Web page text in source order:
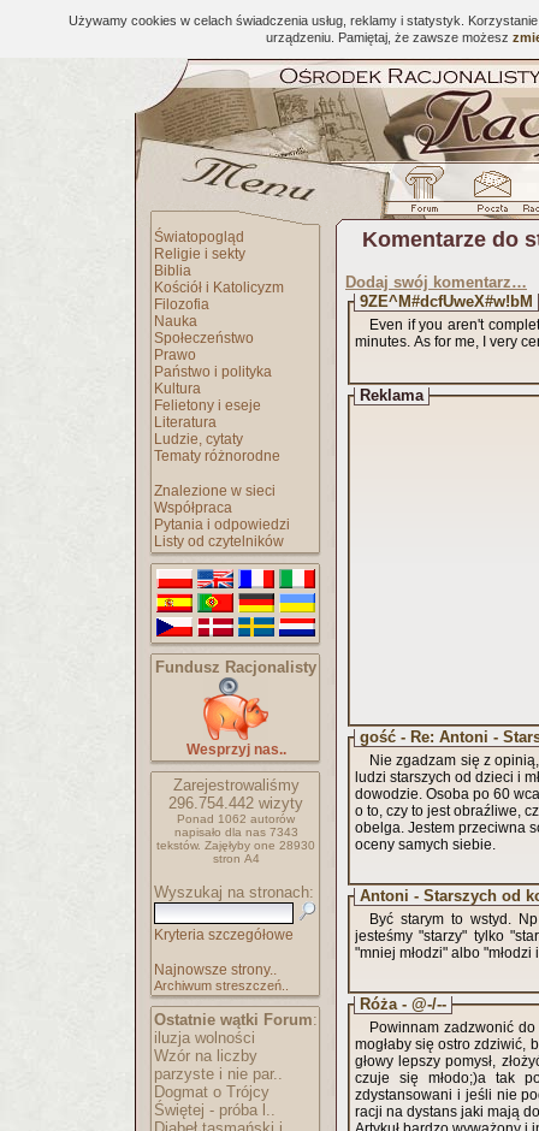
Używamy cookies w celach świadczenia usług, reklamy i statystyk.
urządzeniu. Pamiętaj, że zawsze możesz
Światopogląd
Religie i sekty
Biblia
Kościół i Katolicyzm
Filozofia
Nauka
Społeczeństwo
Prawo
Państwo i polityka
Kultura
Felietony i eseje
Literatura
Ludzie, cytaty
Tematy różnorodne
Znalezione w sieci
Współpraca
Pytania i odpowiedzi
Listy od czytelników
Fundusz Racjonalisty
Wesprzyj nas..
Zarejestrowaliśmy
296.754.442 wizyty
Ponad 1062 autorów
napisało dla nas 7343
tekstów. Zajęłyby one 28930
stron A4
Wyszukaj na stronach:
Kryteria szczegółowe
Najnowsze strony..
Archiwum streszczeń..
Ostatnie wątki Forum:
iluzja wolności
Wzór na liczby
parzyste i nie par..
Dogmat o Trójcy
Świętej - próba l..
Komentarze do
Dodaj swój komentarz…
9ZE^M#dcfUweX#w!bM
Even if you aren't
minutes. As for me, I very
Reklama
gość - Re: Antoni -
Nie zgadzam się z
ludzi starszych od dzieci i
dowodzie. Osoba po 60
o to, czy to jest obraźliwe,
obelga. Jestem przeciwna
oceny samych siebie.
Antoni - Starszych od
Być starym to wstyd.
jesteśmy "starzy" tylko
"mniej młodzi" albo "młodzi
Róża - @-/--
Powinnam zadzwonić
mogłaby się ostro zdziwić, bo Dzień Babci to i owszem zna, ale Dzień Ludzi Starszych? Wpadł mi do
głowy lepszy pomysł,
czuje się młodo;)a tak
zdystansowani i jeśli nie
racji na dystans jaki mają